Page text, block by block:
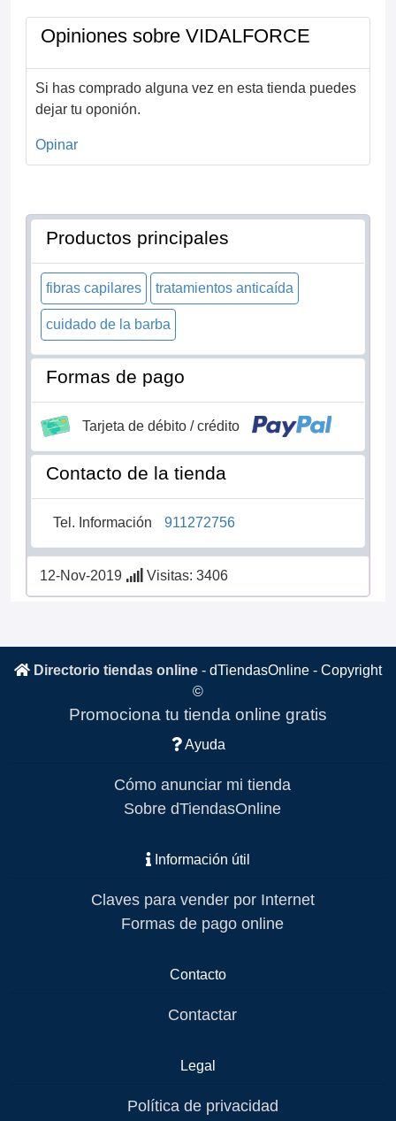
Opiniones sobre VIDALFORCE
Si has comprado alguna vez en esta tienda puedes
dejar tu oponión.
Opinar
Productos principales
fibras capilares tratamientos anticaída
cuidado de la barba
Formas de pago
Tarjeta de débito / crédito
Contacto de la tienda
Tel. Información 911272756
12-Nov-2019 Visitas: 3406
Directorio tiendas online - dTiendasOnline - Copyright
©
Promociona tu tienda online gratis
Ayuda
Cómo anunciar mi tienda
Sobre dTiendasOnline
Información útil
Claves para vender por Internet
Formas de pago online
Contacto
Contactar
Legal
Política de privacidad